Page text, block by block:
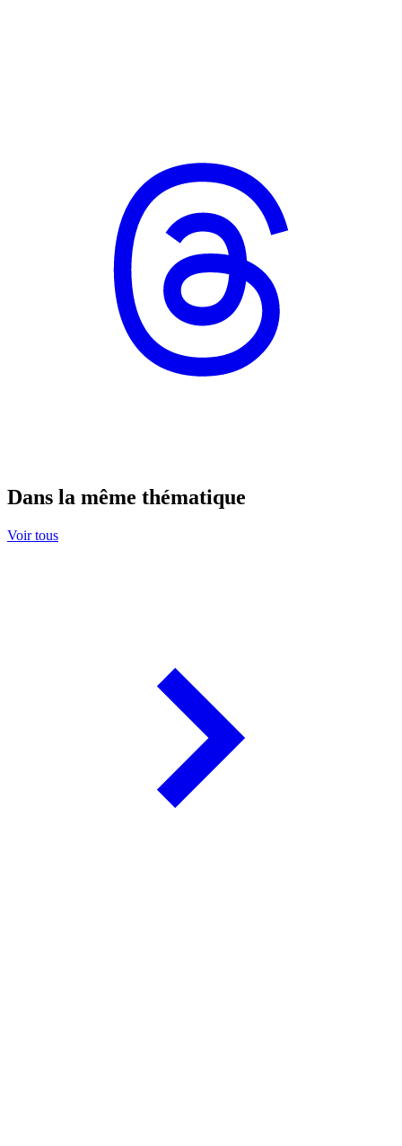
Dans la même thématique
Voir tous